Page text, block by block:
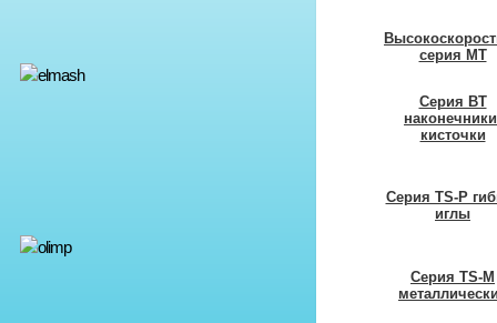
серия MT
Серия BT
кисточки
Серия TS-P
иглы
Серия TS-M